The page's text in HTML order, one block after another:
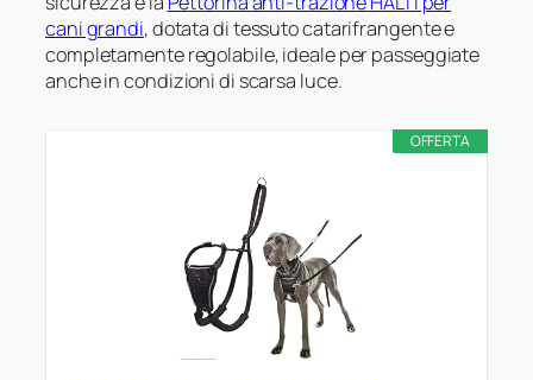
cani grandi, dotata di tessuto catarifrangente e
completamente regolabile, ideale per passeggiate
anche in condizioni di scarsa luce.
OFFERTA